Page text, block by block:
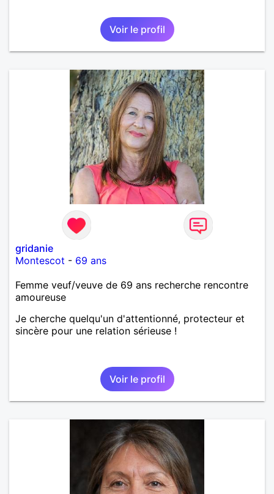
Voir le profil
gridanie
Montescot - 69 ans
Femme veuf/veuve de 69 ans recherche rencontre
amoureuse
Je cherche quelqu'un d'attentionné, protecteur et
sincère pour une relation sérieuse !
Voir le profil